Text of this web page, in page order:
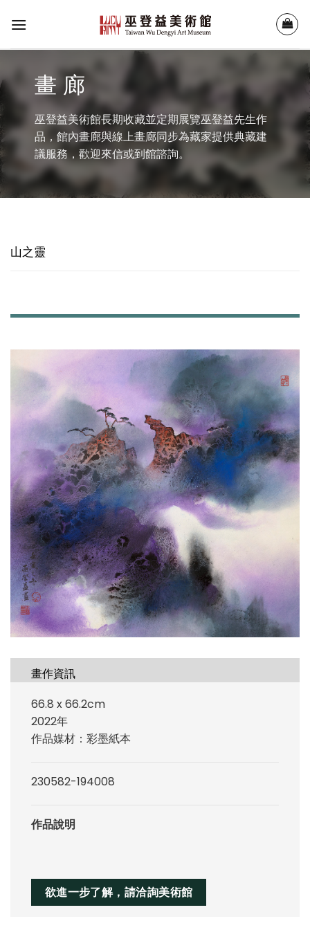
畫 廊
巫登益美術館長期收藏並定期展覽巫登益先生作
品，館內畫廊與線上畫廊同步為藏家提供典藏建
議服務，歡迎來信或到館諮詢。
山之靈
畫作資訊
66.8 x 66.2cm
2022年
作品媒材：彩墨紙本
230582-194008
作品說明
欲進一步了解，請洽詢美術館